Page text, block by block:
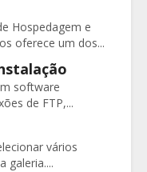
Hospedagem e
oferece um dos...
software
de FTP,...
vários
galeria....